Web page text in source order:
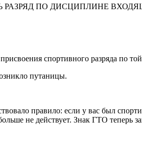
спортивного разряда по
путаницы.
правило: если у вас был
не действует. Знак ГТО теперь